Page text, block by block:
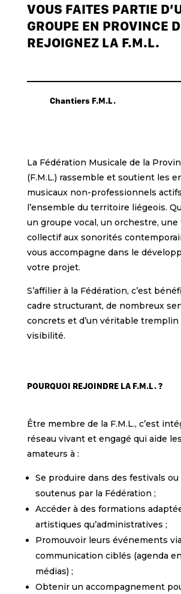
VOUS FAITES PARTIE
GROUPE EN PROVINCE
REJOIGNEZ LA F.M.L.
Chantiers F.M.L.
La Fédération Musicale de la
(F.M.L.) rassemble et soutient les
musicaux non-professionnels
l’ensemble du territoire liégeois.
un groupe vocal, un orchestre, une
collectif aux sonorités
vous accompagne dans le
votre projet.
S’affilier à la Fédération, c’est
cadre structurant, de nombreux
concrets et d’un véritable
visibilité.
POURQUOI REJOINDRE LA F.M.L. ?
Être membre de la F.M.L., c’est
réseau vivant et engagé qui aide
amateurs à :
Se produire dans des festivals
soutenus par la Fédération ;
Accéder à des formations
artistiques qu’administratives ;
Promouvoir leurs événements
communication ciblés (agenda
médias) ;
Obtenir un accompagnement